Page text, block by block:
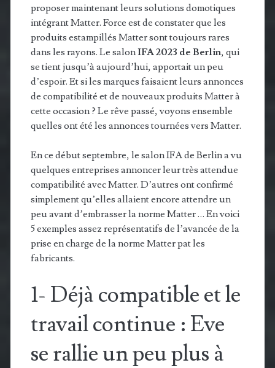
proposer maintenant leurs solutions domotiques
intégrant Matter. Force est de constater que les
produits estampillés Matter sont toujours rares
dans les rayons. Le salonIFA 2023 de Berlin, qui
se tient jusqu’à aujourd’hui, apportait un peu
d’espoir. Et si les marques faisaient leurs annonces
de compatibilité et de nouveaux produits Matter à
cette occasion ? Le rêve passé, voyons ensemble
quelles ont été les annonces tournées vers Matter.
En ce début septembre, le salon IFA de Berlin a vu
quelques entreprises annoncer leur très attendue
compatibilité avec Matter. D’autres ont confirmé
simplement qu’elles allaient encore attendre un
peu avant d’embrasser la norme Matter … En voici
5 exemples assez représentatifs de l’avancée de la
prise en charge de la norme Matter pat les
fabricants.
1- Déjà compatible et le
travail continue : Eve
se rallie un peu plus à